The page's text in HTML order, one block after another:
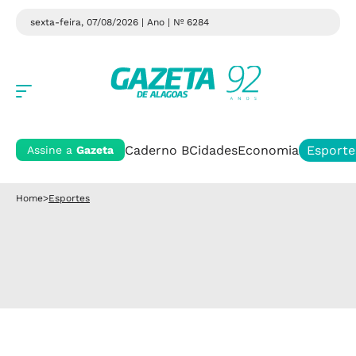
sexta-feira, 07/08/2026 | Ano | Nº 6284
Assine a Gazeta Caderno BCidadesEconomia
Home>Esportes